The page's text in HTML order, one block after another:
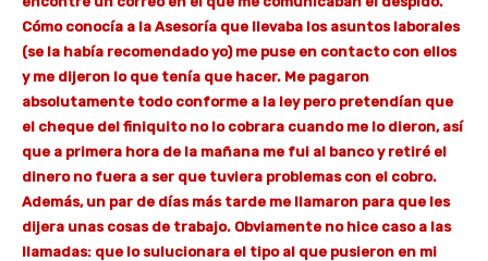
Cómo conocía a la Asesoría que llevaba los asuntos laborales
(se la había recomendado yo) me puse en contacto con ellos
y me dijeron lo que tenía que hacer. Me pagaron
absolutamente todo conforme a la ley pero pretendían que
el cheque del finiquito no lo cobrara cuando me lo dieron, así
que a primera hora de la mañana me fui al banco y retiré el
dinero no fuera a ser que tuviera problemas con el cobro.
Además, un par de días más tarde me llamaron para que les
dijera unas cosas de trabajo. Obviamente no hice caso a las
llamadas: que lo sulucionara el tipo al que pusieron en mi